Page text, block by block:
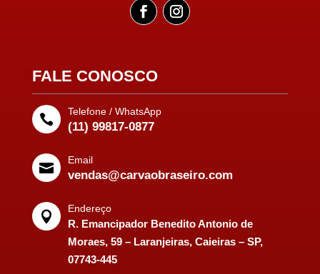
FALE CONOSCO

Telefone / WhatsApp
(11) 99817-0877

Email
vendas@carvaobraseiro.com

Endereço
R. Emancipador Benedito Antonio de
Moraes, 59 – Laranjeiras, Caieiras – SP,
07743-445